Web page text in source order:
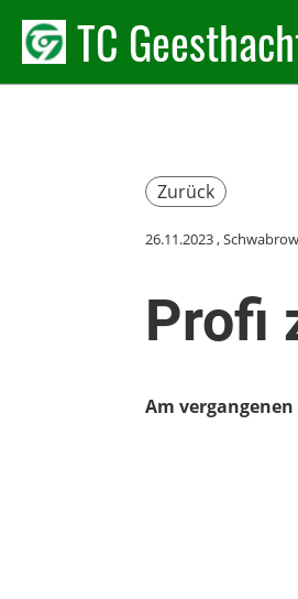
TC
Zurück
26.11.2023,
Profi
Am